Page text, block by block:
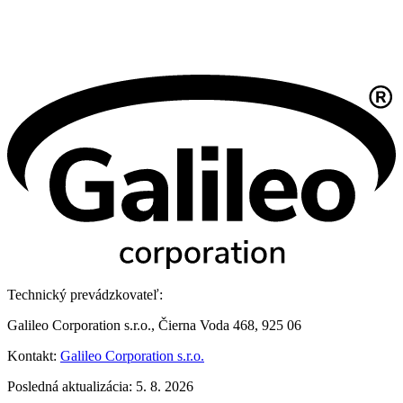
Technický prevádzkovateľ:
Galileo Corporation s.r.o., Čierna Voda 468, 925 06
Kontakt: Galileo Corporation s.r.o.
Posledná aktualizácia: 5. 8. 2026